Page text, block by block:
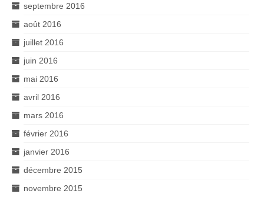
septembre 2016
août 2016
juillet 2016
juin 2016
mai 2016
avril 2016
mars 2016
février 2016
janvier 2016
décembre 2015
novembre 2015